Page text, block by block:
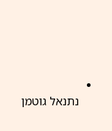
נתנאל גוטמן